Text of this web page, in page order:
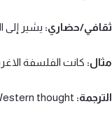
ثقافي/حضاري: يشير إلى
مثال: كانت الفلسفة
الترجمة: